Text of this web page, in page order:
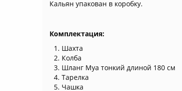
Кальян упакован в коробку.
Комплектация:
Шахта
Колба
Шланг Mya тонкий длиной 180 см
Тарелка
Чашка